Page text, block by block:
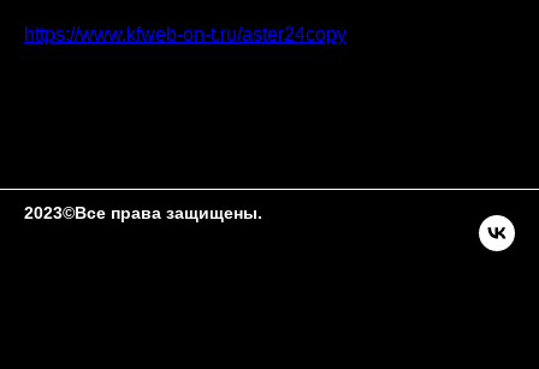
https://www.kfweb-on-t.ru/aster24copy
2023©Все права защищены.